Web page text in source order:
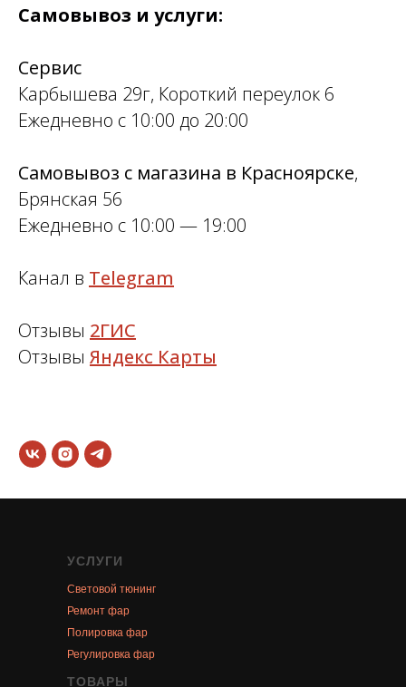
Самовывоз и услуги:
Сервис
Карбышева 29г, Короткий переулок 6
Ежедневно с 10:00 до 20:00
Самовывоз с магазина в Красноярске,
Брянская 56
Ежедневно с 10:00 — 19:00
Канал в Telegram
Отзывы 2ГИС
Отзывы Яндекс Карты
УСЛУГИ
Световой тюнинг
Ремонт фар
Полировка фар
Регулировка фар
ТОВАРЫ